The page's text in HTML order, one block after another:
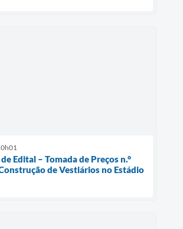
Edital – Tomada de Preços n.°
de Vestiários no Estádio